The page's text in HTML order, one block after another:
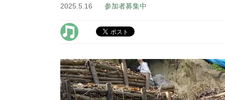
2025.5.16 参加者募集中